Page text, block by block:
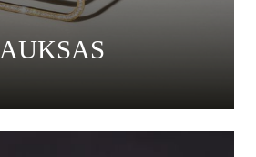
AUKSAS